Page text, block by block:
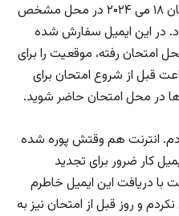
هم ایمیل اطلاعاتی رسید که امتحان ۱۸ می‌ ۲۰۲۴ در محل مشخص
در این ایمیل سفارش شده
امتحان رفته، موقعیت را برای
قبل از شروع امتحان برای
در محل امتحان حاضر شوید.
انترنت هم وقتش پوره شده
کار ضرور برای تجدید
با دریافت این ایمیل خاطرم
و روز قبل از امتحان نیز به